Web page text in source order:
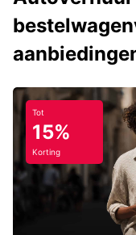
Tot
15%
Korting